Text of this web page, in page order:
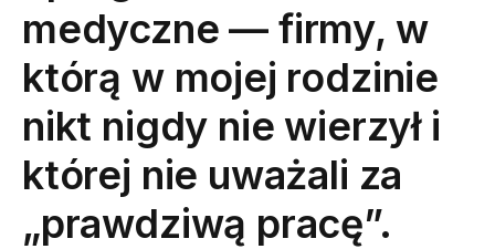
medyczne — firmy, w
którą w mojej rodzinie
nikt nigdy nie wierzył i
której nie uważali za
„prawdziwą pracę”.